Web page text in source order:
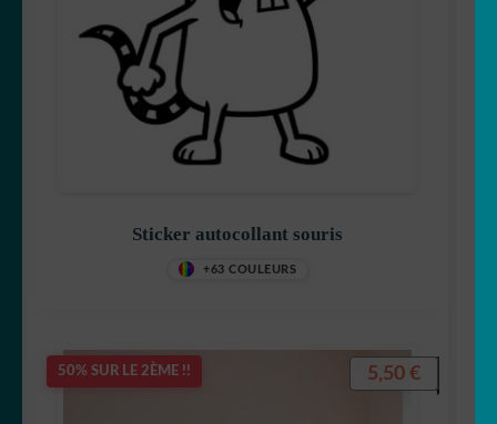
Sticker autocollant souris
+63 COULEURS
50% SUR LE 2ÈME !! 5,50 €